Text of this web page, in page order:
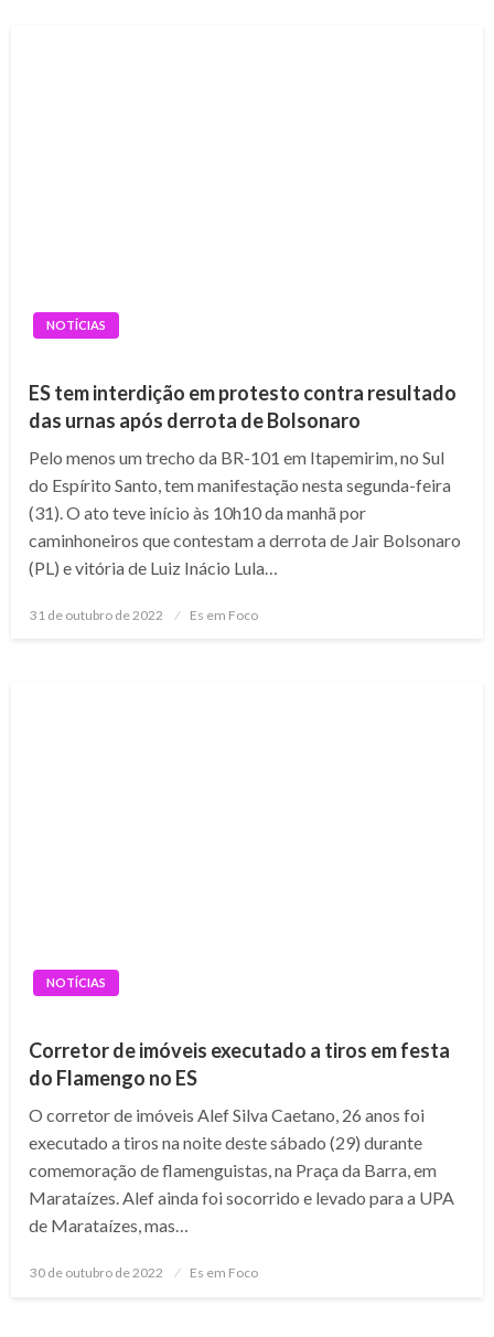
NOTÍCIAS
ES tem interdição em protesto contra resultado
das urnas após derrota de Bolsonaro
Pelo menos um trecho da BR-101 em Itapemirim, no Sul
do Espírito Santo, tem manifestação nesta segunda-feira
(31). O ato teve início às 10h10 da manhã por
caminhoneiros que contestam a derrota de Jair Bolsonaro
(PL) e vitória de Luiz Inácio Lula…
Posted
31 de outubro de 2022 Es em Foco
NOTÍCIAS
Corretor de imóveis executado a tiros em festa
do Flamengo no ES
O corretor de imóveis Alef Silva Caetano, 26 anos foi
executado a tiros na noite deste sábado (29) durante
comemoração de flamenguistas, na Praça da Barra, em
Marataízes. Alef ainda foi socorrido e levado para a UPA
de Marataízes, mas…
Posted
30 de outubro de 2022 Es em Foco